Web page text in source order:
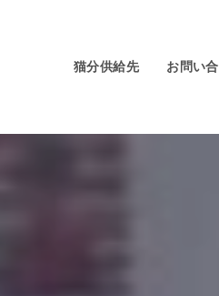
猫分供給先 お問い